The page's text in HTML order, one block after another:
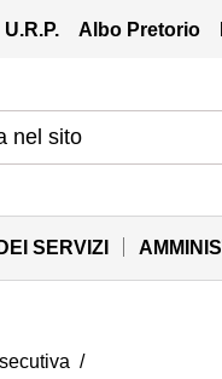
U.R.P. Albo Pretorio
SERVIZI
/